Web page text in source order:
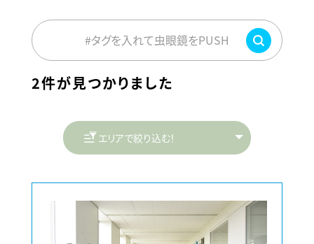
#タグを入れて虫眼鏡をPUSH
2件が見つかりました